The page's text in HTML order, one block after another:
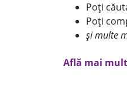
Poți
Poți
și multe
Află mai